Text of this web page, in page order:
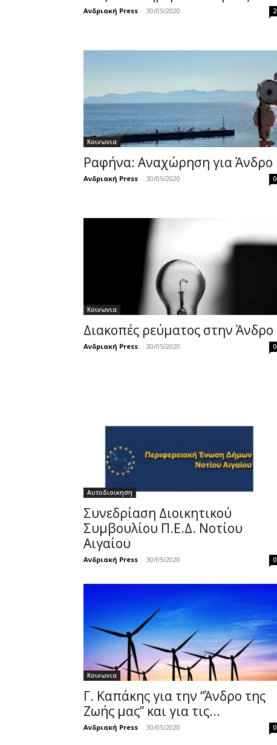
Ανδριακή Press - 30/05/2020 2
Κοινωνια
Ραφήνα: Αναχώρηση για Άνδρο
Ανδριακή Press - 30/05/2020 0
Κοινωνια
Διακοπές ρεύματος στην Άνδρο
Ανδριακή Press - 30/05/2020 0
Αυτοδιοικηση
Συνεδρίαση Διοικητικού
Συμβουλίου Π.Ε.Δ. Νοτίου
Αιγαίου
Ανδριακή Press - 30/05/2020 0
Κοινωνια
Γ. Καπάκης για την “Άνδρο της
Ζωής μας” και για τις...
Ανδριακή Press - 30/05/2020 0